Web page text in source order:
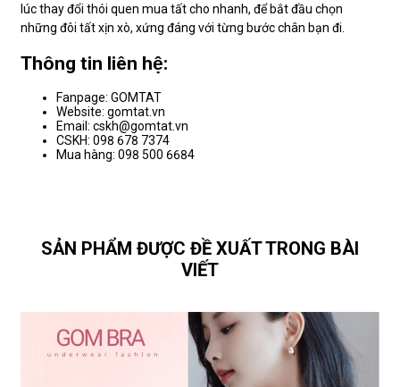
lúc thay đổi thói quen mua tất cho nhanh, để bắt đầu chọn
những đôi tất xịn xò, xứng đáng với từng bước chân bạn đi.
Thông tin liên hệ:
Fanpage: GOMTAT
Website: gomtat.vn
Email: cskh@gomtat.vn
CSKH: 098 678 7374
Mua hàng: 098 500 6684
SẢN PHẨM ĐƯỢC ĐỀ XUẤT TRONG BÀI
VIẾT